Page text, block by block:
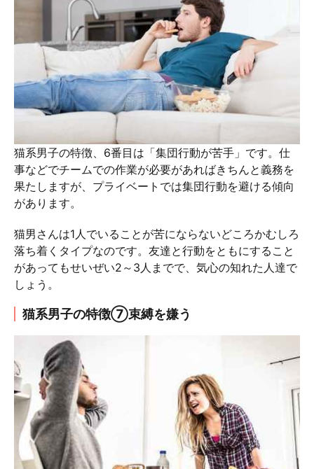
猫系男子の特徴、6番目は「集団行動が苦手」です。仕
事などでチームでの作業が必要があればきちんと義務を
果たしますが、プライベートでは集団行動を避ける傾向
があります。
猫男さんは1人でいることが苦にならないどころかむしろ
落ち着くタイプなのです。友達と行動をともにすること
があってもせいぜい2～3人までで、気心の知れた人達で
しょう。
猫系男子の特徴⑦束縛を嫌う